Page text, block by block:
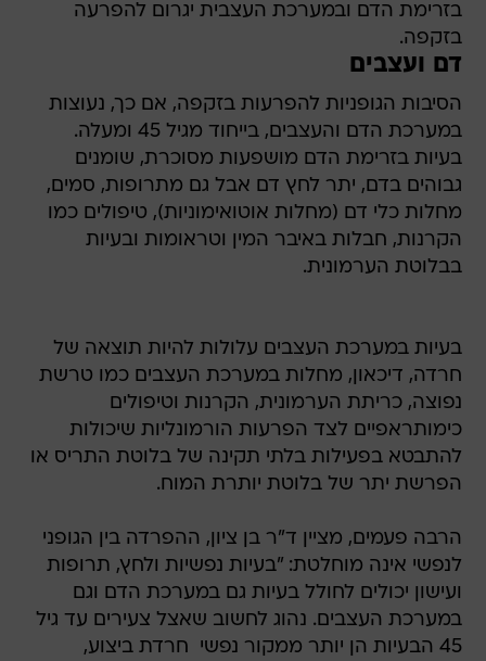
בזרימת הדם ובמערכת העצבית יגרום להפרעה
בזקפה.
דם ועצבים
הסיבות הגופניות להפרעות בזקפה, אם כך, נעוצות
במערכת הדם והעצבים, בייחוד מגיל 45 ומעלה.
בעיות בזרימת הדם מושפעות מסוכרת, שומנים
גבוהים בדם, יתר לחץ דם אבל גם מתרופות, סמים,
מחלות כלי דם (מחלות אוטואימוניות), טיפולים כמו
הקרנות, חבלות באיבר המין וטראומות ובעיות
בבלוטת הערמונית.
בעיות במערכת העצבים עלולות להיות תוצאה של
חרדה, דיכאון, מחלות במערכת העצבים כמו טרשת
נפוצה, כריתת הערמונית, הקרנות וטיפולים
כימותראפיים לצד הפרעות הורמונליות שיכולות
להתבטא בפעילות בלתי תקינה של בלוטת התריס או
הפרשת יתר של בלוטת יותרת המוח.
הרבה פעמים, מציין ד"ר בן ציון, ההפרדה בין הגופני
לנפשי אינה מוחלטת: "בעיות נפשיות ולחץ, תרופות
ועישון יכולים לחולל בעיות גם במערכת הדם וגם
במערכת העצבים. נהוג לחשוב שאצל צעירים עד גיל
45 הבעיות הן יותר ממקור נפשי  חרדת ביצוע,